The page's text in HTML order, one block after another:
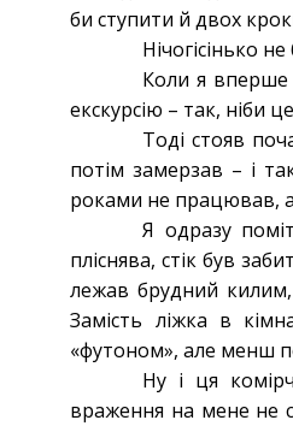
би ступити й двох
Нічогісінько не
Коли я вперше
екскурсію – так, ніби
Тоді стояв
потім замерзав – і
роками не працював, а
Я одразу
пліснява, стік був
лежав брудний килим,
Замість ліжка в
«футоном», але менш
Ну і ця
враження на мене не